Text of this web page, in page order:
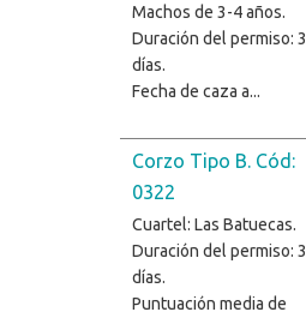
Machos de 3-4 años.
Duración del permiso: 3
días.
Fecha de caza a...
Corzo Tipo B. Cód:
0322
Cuartel: Las Batuecas.
Duración del permiso: 3
días.
Puntuación media de